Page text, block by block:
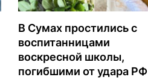
В Сумах простились с
воспитанницами
воскресной школы,
погибшими от удара РФ